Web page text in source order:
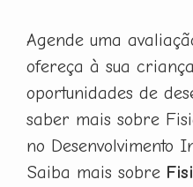
Agende uma
ofereça à sua
oportunidades de
saber mais sobre
no Desenvolvimento
Saiba mais sobre